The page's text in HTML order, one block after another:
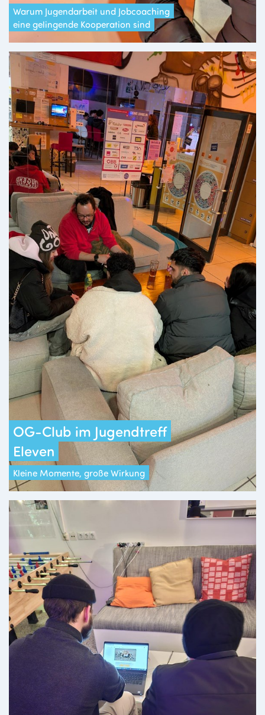
Warum Jugendarbeit und Jobcoaching
eine gelingende Kooperation sind
OG-Club im Jugendtreff
Eleven
Kleine Momente, große Wirkung